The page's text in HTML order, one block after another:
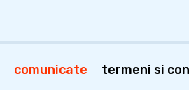
comunicate termeni si